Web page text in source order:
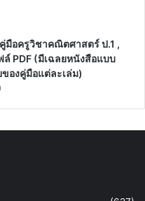
มือครูวิชาคณิตศาสตร์ ป.1 ,
ล์ PDF (มีเฉลยหนังสือแบบ
องคู่มือแต่ละเล่ม)